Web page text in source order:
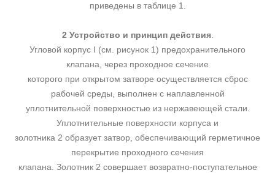
приведены в таблице 1.
2 Устройство и принцип действия.
Угловой корпус I (см. рисунок 1) предохранительного
клапана, через проходное сечение
которого при открытом затворе осуществляется сброс
рабочей среды, выполнен с наплавленной
уплотнительной поверхностью из нержавеющей стали.
Уплотнительные поверхности корпуса и
золотника 2 образует затвор, обеспечивающий герметичное
перекрытие проходного сечения
клапана. Золотник 2 совершает возвратно-поступательное